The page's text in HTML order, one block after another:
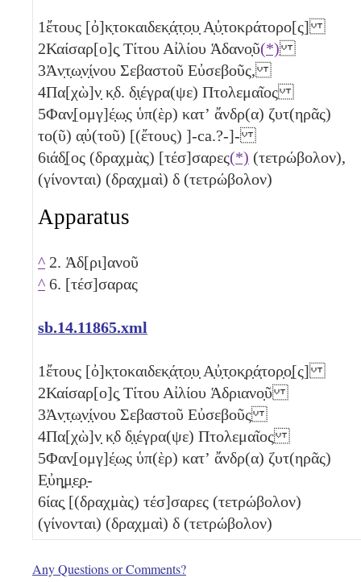
1ἔτους [ὀ]κ̣τοκαιδεκ̣ά̣τ̣ο̣υ̣ Α̣ὐ̣τοκράτορο[ς]
2Καίσαρ[ο]ς̣ Τίτου Αἰλίου Ἁδανο̣ῦ(*)
3Ἀν̣τ̣ω̣ν̣ί̣νου Σεβαστοῦ Εὐσεβοῦς,
4Πα[χὼ]ν̣ κ̣δ. δ̣ι̣έγρα(ψε) Πτολεμαῖος
5Φαν̣[ομγ]έ̣ω̣ς ὑπ(ὲρ) κατʼ ἄνδρ(α) ζυτ(ηρᾶς)
το(ῦ) α̣ὐ(τοῦ) [(ἔτους) ]-ca.?-]-
6ιάδ̣[ος (δραχμὰς) [τέσ]σαρες(*) (τετρώβολον),
(γίνονται) (δραχμαὶ) δ (τετρώβολον)
Apparatus
^ 2. Ἁδ[ρι]ανοῦ
^ 6. [τέσ]σαρας
sb.14.11865.xml
1ἔτους [ὀ]κ̣τοκαιδεκ̣ά̣τ̣ο̣υ̣ Α̣ὐ̣τ̣οκ̣ρ̣ά̣τορ̣ο̣[ς]
2Καίσαρ[ο]ς̣ Τίτου Αἰλίου Ἁδριανο̣ῦ
3Ἀν̣τ̣ω̣ν̣ί̣νου Σεβαστοῦ Εὐσεβοῦς
4Πα[χὼ]ν̣ κ̣δ δ̣ι̣έγρα(ψε) Πτολεμαῖος
5Φαν̣[ομγ]έ̣ω̣ς ὑπ(ὲρ) κατʼ ἄνδρ(α) ζυτ(ηρᾶς)
Ε̣ὐη̣μ̣ε̣ρ̣-
6ίας̣ [(δραχμὰς) τέσ]σαρες (τετρώβολον)
(γίνονται) (δραχμαὶ) δ (τετρώβολον)
Any Questions or Comments?